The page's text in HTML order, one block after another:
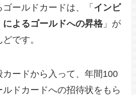
ールドカードは、「 インビ
よるゴールドへの昇格」が
です。
ードから入って、年間100
ドカードへの招待状をもら